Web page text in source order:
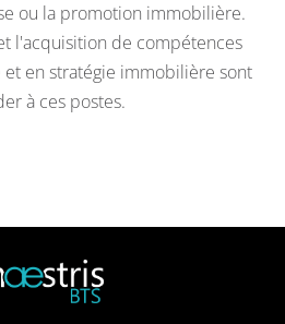
ou la promotion immobilière.
l'acquisition de compétences
en stratégie immobilière sont
à ces postes.